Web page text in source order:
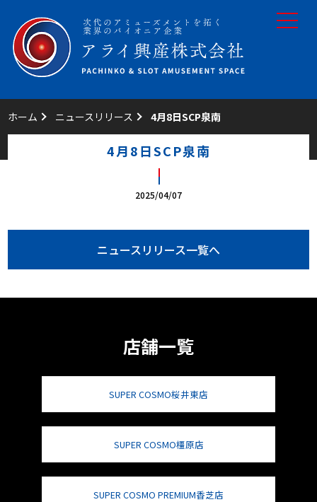
toggle
ホーム ニュースリリース 4月8日SCP泉南
4月8日SCP泉南
2025/04/07
ニュースリリース一覧へ
店舗一覧
SUPER COSMO桜井東店
SUPER COSMO橿原店
SUPER COSMO PREMIUM香芝店